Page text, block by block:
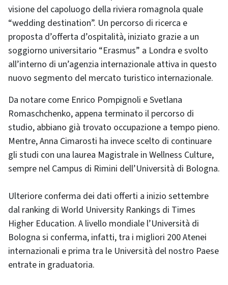
visione del capoluogo della riviera romagnola quale
“wedding destination”. Un percorso di ricerca e
proposta d’offerta d’ospitalità, iniziato grazie a un
soggiorno universitario “Erasmus” a Londra e svolto
all’interno di un’agenzia internazionale attiva in questo
nuovo segmento del mercato turistico internazionale.
Da notare come Enrico Pompignoli e Svetlana
Romaschchenko, appena terminato il percorso di
studio, abbiano già trovato occupazione a tempo pieno.
Mentre, Anna Cimarosti ha invece scelto di continuare
gli studi con una laurea Magistrale in Wellness Culture,
sempre nel Campus di Rimini dell’Università di Bologna.
Ulteriore conferma dei dati offerti a inizio settembre
dal ranking di World University Rankings di Times
Higher Education. A livello mondiale l’Università di
Bologna si conferma, infatti, tra i migliori 200 Atenei
internazionali e prima tra le Università del nostro Paese
entrate in graduatoria.